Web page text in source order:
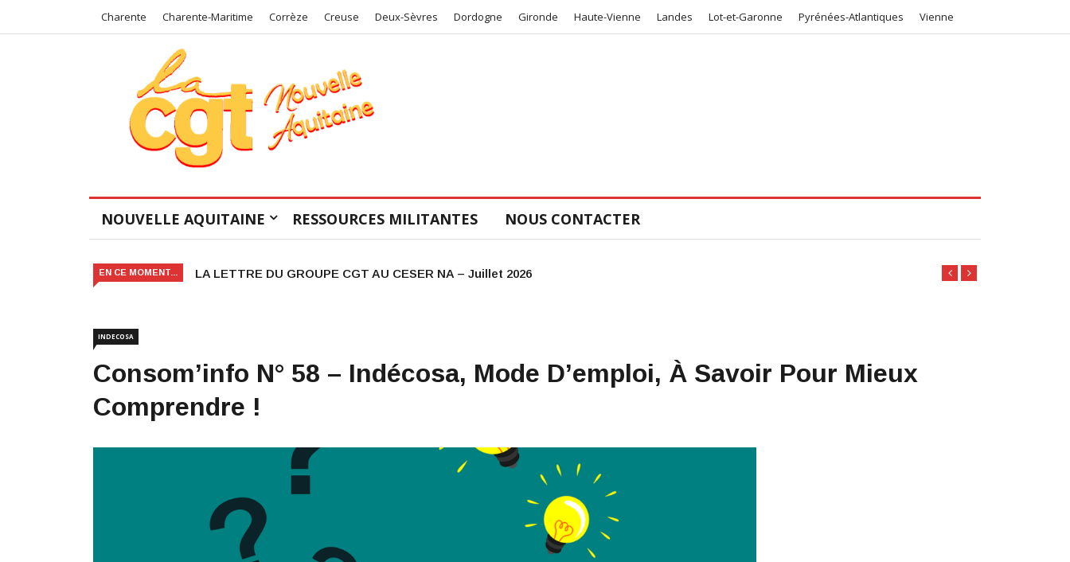
Charente Charente-Maritime Corrèze Creuse Deux-Sèvres Dordogne Gironde Haute-Vienne Landes Lot-et-Garonne Pyrénées-Atlantiques Vienne
NOUVELLE AQUITAINE RESSOURCES MILITANTES NOUS CONTACTER
EN CE MOMENT... Arts et Culture en danger ! Urgence mobilisation!
INDECOSA
Consom’info N° 58 – Indécosa, Mode D’emploi, À Savoir Pour Mieux
Comprendre !